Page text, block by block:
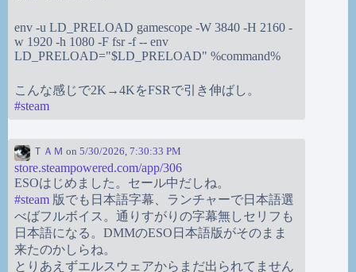
env -u LD_PRELOAD gamescope -W 3840 -H 2160 -
w 1920 -h 1080 -F fsr -f -- env
LD_PRELOAD="$LD_PRELOAD" %command%
こんな感じで2K→4KをFSRで引き伸ばし。
#steam
ＴＡＭ on 5/30/2026, 7:30:33 PM
store.steampowered.com/app/306
ESOはじめました。セール中だしね。
#steam 版でも日本語字幕、ランチャーで日本語選
べばフルボイス。通りすがりの字幕無しセリフも
日本語になる。DMMのESO日本語版がそのまま
来たのかしらね。
とりあえずエルスウェアからまだ出られてません